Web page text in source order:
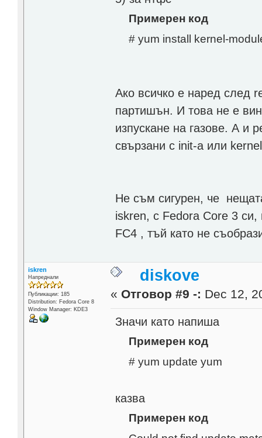
Примерен код
# yum install kernel-
Ако всичко е наред след
партишън. И това не е
изпускане на газове. А и
свързани с init-а или
Не съм сигурен, че
iskren, с Fedora Core 3 си,
FC4 , тъй като не
iskren
Напреднали
Публикации: 185
Distribution: Fedora Core 8
Window Manager: KDE3
diskove
« Отговор #9 -: Dec 12,
Значи като напиша
Примерен код
# yum update yum
казва
Примерен код